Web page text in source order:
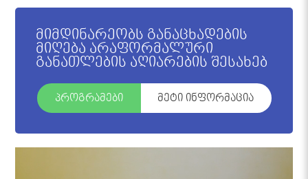
მიმდინარეობს განაცხადების
მიღება არაფორმალური
განათლების აღიარების შესახებ
პროგრამები მეტი ინფორმაცია